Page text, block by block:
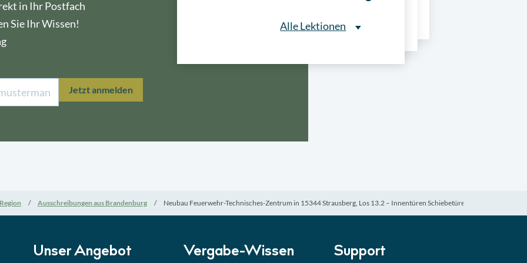
in Ihr Postfach
Sie Ihr Wissen!
Jetzt anmelden
Alle Lektionen
Alle Lektionen
Lektion 5 Eignung im Vergabeverfahren► 3:18 Min
Lektion 6 Abgabe von Angeboten Lektion
Region Ausschreibungen aus Brandenburg Neubau Feuerwehr-Technisches-Zentrum in 15344 Strausberg, Los 13.2 – Innentüren Schiebetüren
Unser Angebot Vergabe-Wissen Support